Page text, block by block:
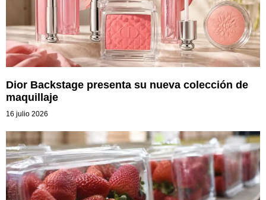
Dior Backstage presenta su nueva colección de
maquillaje
16 julio 2026